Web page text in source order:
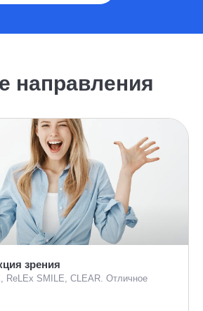
направления
зрения
ReLEx SMILE, CLEAR. Отличное